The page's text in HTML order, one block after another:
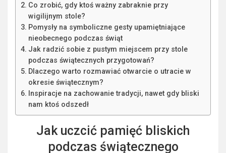
Co zrobić, gdy ktoś ważny zabraknie przy
wigilijnym stole?
Pomysły na symboliczne gesty upamiętniające
nieobecnego podczas świąt
Jak radzić sobie z pustym miejscem przy stole
podczas świątecznych przygotowań?
Dlaczego warto rozmawiać otwarcie o utracie w
okresie świątecznym?
Inspiracje na zachowanie tradycji, nawet gdy bliski
nam ktoś odszedł
Jak uczcić pamięć bliskich
podczas świątecznego